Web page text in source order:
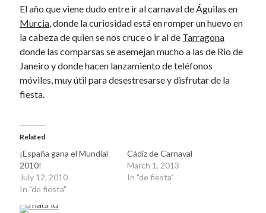
February 2013
January 2013
December 2012
November 2012
October 2012
September 2012
August 2012
May 2012
March 2012
February 2012
January 2012
December 2011
El año que viene dudo entre ir al carnaval de Águilas en
Murcia, donde la curiosidad está en romper un huevo en
la cabeza de quien se nos cruce o ir al de Tarragona
donde las comparsas se asemejan mucho a las de Rio de
Janeiro y donde hacen lanzamiento de teléfonos
móviles, muy útil para desestresarse y disfrutar de la
fiesta.
Related
¡España gana el Mundial
2010!
July 12, 2010
In "de fiesta"
Cádiz de Carnaval
March 1, 2013
In "de fiesta"